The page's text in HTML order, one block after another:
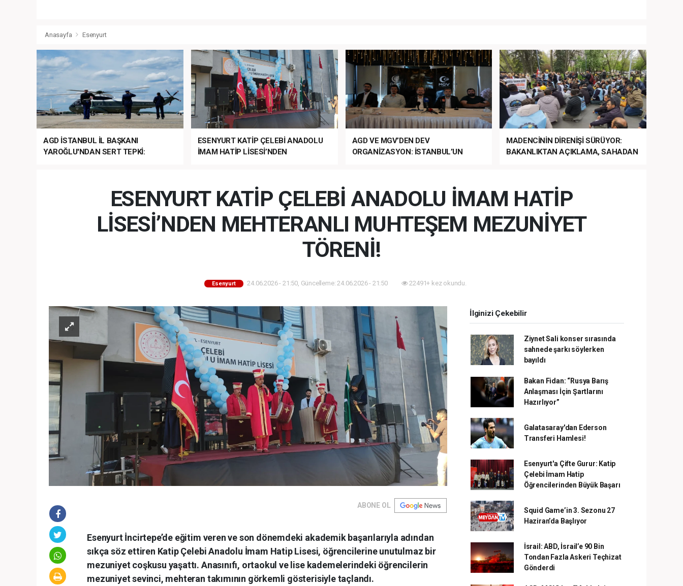
Anasayfa Esenyurt
AGD İSTANBUL İL BAŞKANI
YAROĞLU'NDAN SERT TEPKİ:
ESENYURT KATİP ÇELEBİ ANADOLU
İMAM HATİP LİSESİ’NDEN
AGD VE MGV’DEN DEV
ORGANİZASYON: İSTANBUL’UN
MADENCİNİN DİRENİŞİ SÜRÜYOR:
BAKANLIKTAN AÇIKLAMA, SAHADAN
ESENYURT KATİP ÇELEBİ ANADOLU İMAM HATİP
LİSESİ’NDEN MEHTERANLI MUHTEŞEM MEZUNİYET
TÖRENİ!
Esenyurt 24.06.2026 - 21:50, Güncelleme: 24.06.2026 - 21:50 22491+ kez okundu.
ABONE OL
Esenyurt İncirtepe’de eğitim veren ve son dönemdeki akademik başarılarıyla adından
sıkça söz ettiren Katip Çelebi Anadolu İmam Hatip Lisesi, öğrencilerine unutulmaz bir
mezuniyet coşkusu yaşattı. Anasınıfı, ortaokul ve lise kademelerindeki öğrencilerin
mezuniyet sevinci, mehteran takımının görkemli gösterisiyle taçlandı.
İlginizi Çekebilir
Ziynet Sali konser sırasında
sahnede şarkı söylerken
bayıldı
Bakan Fidan: “Rusya Barış
Anlaşması İçin Şartlarını
Hazırlıyor”
Galatasaray'dan Ederson
Transferi Hamlesi!
Esenyurt'a Çifte Gurur: Katip
Çelebi İmam Hatip
Öğrencilerinden Büyük Başarı
Squid Game’in 3. Sezonu 27
Haziran’da Başlıyor
İsrail: ABD, İsrail’e 90 Bin
Tondan Fazla Askeri Teçhizat
Gönderdi